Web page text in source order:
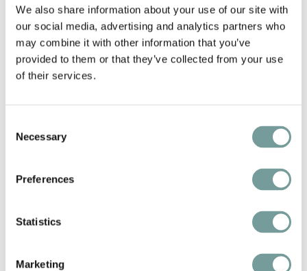
We also share information about your use of our site with
our social media, advertising and analytics partners who
may combine it with other information that you’ve
provided to them or that they’ve collected from your use
of their services.
Selection
Necessary
Preferences
Statistics
Marketing
Nidum Boetiekhotel – Grave, Nederland
genieten. Op een prachtige monumentale locatie,
het Arsenaal in Grave, komen showrooms, stores,
Nidum verwacht het boetiekhotel in de nazomer